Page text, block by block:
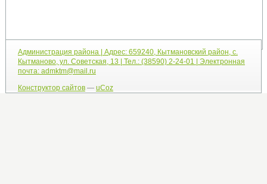
Администрация района | Адрес: 659240, Кытмановский район, с.
Кытманово, ул. Советская, 13 | Тел.: (38590) 2-24-01 | Электронная
почта: admktm@mail.ru
Конструктор сайтов— uCoz